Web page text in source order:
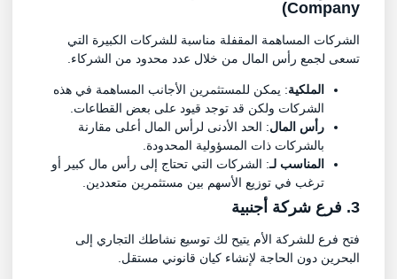
Company)
الشركات المساهمة المقفلة مناسبة للشركات الكبيرة التي
تسعى لجمع رأس المال من خلال عدد محدود من الشركاء.
الملكية: يمكن للمستثمرين الأجانب المساهمة في هذه
الشركات ولكن قد توجد قيود على بعض القطاعات.
رأس المال: الحد الأدنى لرأس المال أعلى مقارنة
بالشركات ذات المسؤولية المحدودة.
المناسب لـ: الشركات التي تحتاج إلى رأس مال كبير أو
ترغب في توزيع الأسهم بين مستثمرين متعددين.
3. فرع شركة أجنبية
فتح فرع للشركة الأم يتيح لك توسيع نشاطك التجاري إلى
البحرين دون الحاجة لإنشاء كيان قانوني مستقل.